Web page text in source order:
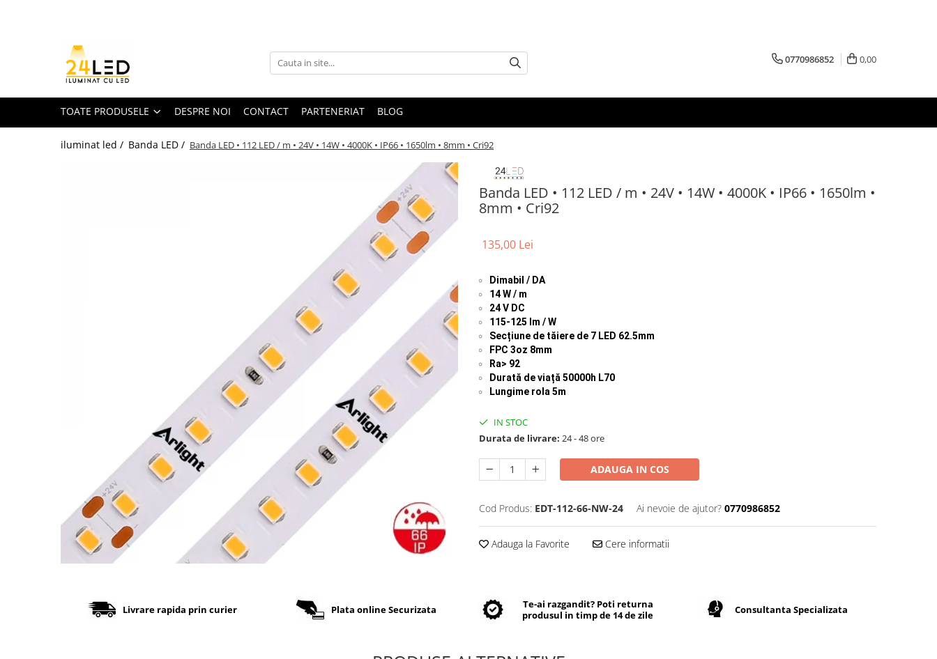
Toate Produsele
Banda Led COB
Banda LED 12V
Banda LED RGB
Corp iluminat LED
Lampi Suspendate
Iluminat Birou
Lampi de masa
0770986852 0,00
TOATE PRODUSELE DESPRE NOI CONTACT PARTENERIAT BLOG
iluminat led / Banda LED / Banda LED • 112 LED / m • 24V • 14W • 4000K • IP66 • 1650lm • 8mm • Cri92
Banda LED • 112 LED / m • 24V • 14W • 4000K • IP66 • 1650lm •
8mm • Cri92
135,00 Lei
Dimabil / DA
14 W / m
24 V DC
115-125 lm / W
Secțiune de tăiere de 7 LED 62.5mm
FPC 3oz 8mm
Ra> 92
Durată de viață 50000h L70
Lungime rola 5m
IN STOC
Durata de livrare: 24 - 48 ore
ADAUGA IN COS
Cod Produs: EDT-112-66-NW-24 Ai nevoie de ajutor? 0770986852
Adauga la Favorite Cere informatii
Livrare rapida prin curier Plata online Securizata
Te-ai razgandit? Poti returna
produsul in timp de 14 de zile
Consultanta Specializata